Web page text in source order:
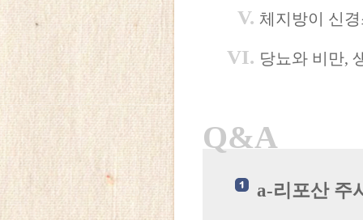
체지방이 신
당뇨와 비만,
Q&A
a-리포산 주